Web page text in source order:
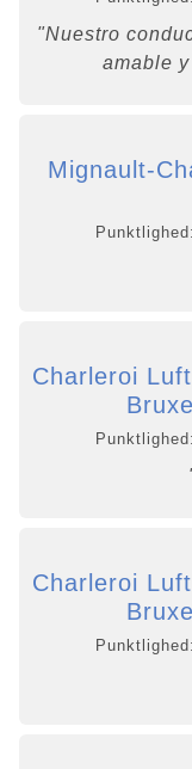
"Nuestro
amable
Mignault-
Punktlighed:
Charleroi
Punktlighed:
Charleroi
Punktlighed: